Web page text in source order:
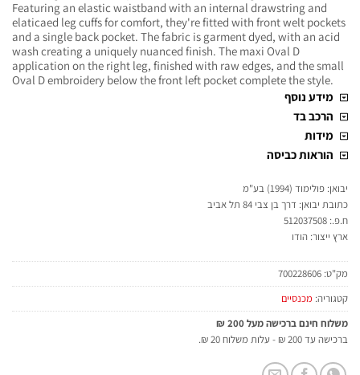
Featuring an elastic waistband with an internal drawstring and
elaticaed leg cuffs for comfort, they're fitted with front welt pockets
and a single back pocket. The fabric is garment dyed, with an acid
wash creating a uniquely nuanced finish. The maxi Oval D
application on the right leg, finished with raw edges, and the small
Oval D embroidery below the front left pocket complete the style.
מידע נוסף
הרכב בד
מידות
הוראות כביסה
יבואן: פולימוד (1994) בע"מ
כתובת יבואן: דרך בן צבי 84 תל אביב
ח.פ.: 512037508
ארץ ייצור: הודו
מק"ט: 700228606
קטגוריה: מכנסיים
משלוח חינם ברכישה מעל 200 ₪
ברכישה עד 200 ₪ - עלות משלוח 20 ₪.